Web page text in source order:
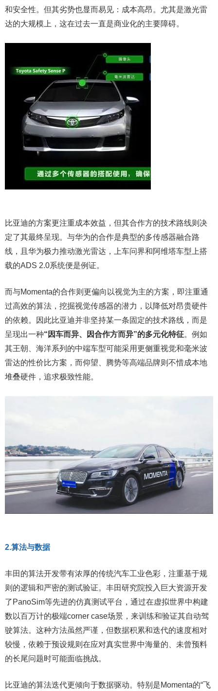
和安全性。但其劣势也显而易见：成本高昂。尤其是激光雷
达的大规模上，这在过去一直是商业化的主要障碍。
比亚迪的方案更注重成本效益，但其合作方的技术路线则决
定了其最终呈现。与华为的合作是典型的多传感器融合路
线，且华为极力推动激光雷达，上车问界和阿维塔车型上搭
载的ADS 2.0系统便是例证。
而与Momenta的合作则更偏向以视觉为主的方案，即注重通
过高效的算法，挖掘视觉传感器的潜力，以降低对昂贵硬件
的依赖。因此比亚迪并非坚持某一条固定的技术路线，而是
呈现出一种“因车而异、因合作方而异”的多元化特征。例如
其王朝、海洋系列的中端车型可能采用更侧重视觉和毫米波
雷达的性价比方案，而仰望、腾势等高端品牌则不惜成本地
堆叠硬件，追求极致性能。
2.算法与数据
丰田的算法开发带有浓厚的传统汽车工业色彩，注重基于规
则的逻辑和严密的测试验证。丰田研究院投入巨大资源开发
了PanoSim等先进的仿真测试平台，通过在虚拟世界中构建
数以百万计的极端corner case场景，来训练和验证其自动驾
驶算法。这种方法虽然严谨，但数据积累和迭代的速度相对
较慢，依赖于预设规则在应对真实世界中海量的、未曾预料
的长尾问题时可能面临挑战。
比亚迪的算法迭代更倾向于数据驱动。特别是Momenta的“飞